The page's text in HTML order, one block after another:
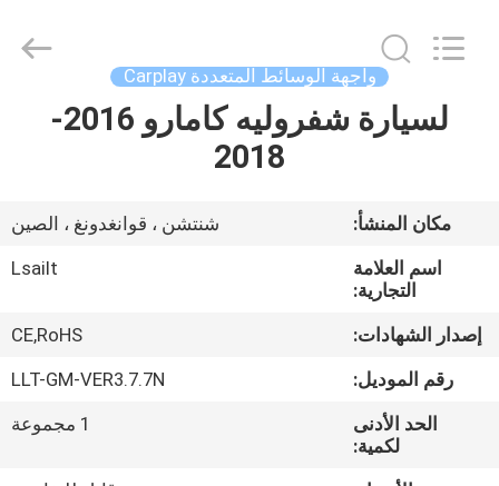
منزل،
منتجات
أشرطة
فيديو
معلومات
Electron
Co.,Ltd.
واجهة الوسائط المتعددة Carplay
لسيارة شفروليه كامارو 2016-
2018
مكان المنشأ:
شنتشن ، قوانغدونغ ، الصين
اسم العلامة
التجارية:
Lsailt
إصدار الشهادات:
CE,RoHS
رقم الموديل:
LLT-GM-VER3.7.7N
الحد الأدنى
لكمية:
1 مجموعة